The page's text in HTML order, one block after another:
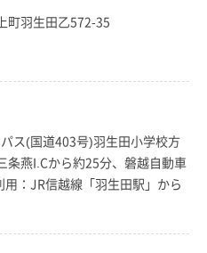
町羽生田乙572-35
ス(国道403号)羽生田小学校方
条燕I.Cから約25分、磐越自動車
：JR信越線「羽生田駅」から